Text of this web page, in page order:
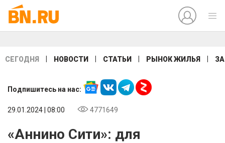
СЕГОДНЯ НОВОСТИ СТАТЬИ РЫНОК ЖИЛЬЯ
Подпишитесь на нас:
29.01.2024 | 08:00 4771649
«Аннино Сити»: для